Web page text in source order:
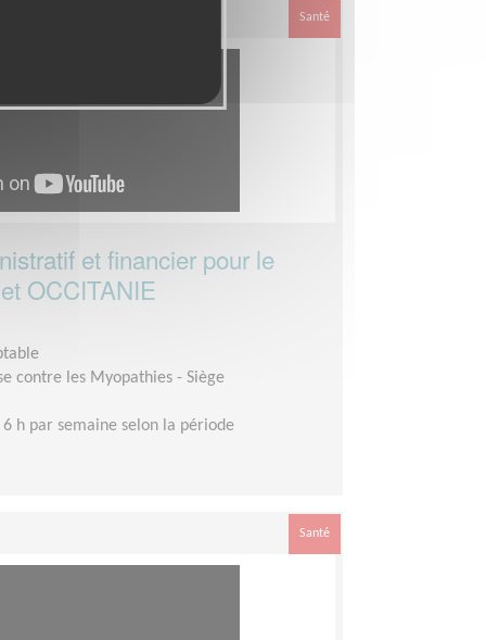
Santé
et financier pour le
OCCITANIE
contre les Myopathies - Siège
6 h par semaine selon la période
Santé